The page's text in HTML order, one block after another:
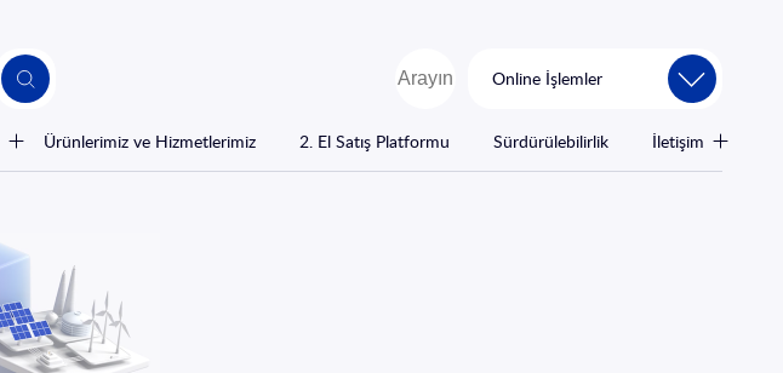
Online İşlemler
Ürünlerimiz ve Hizmetlerimiz 2. El Satış Platformu Sürdürülebilirlik İletişim